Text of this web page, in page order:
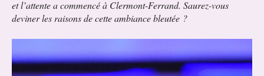
et l’attente a commencé à Clermont-Ferrand. Saurez-vous
deviner les raisons de cette ambiance bleutée ?